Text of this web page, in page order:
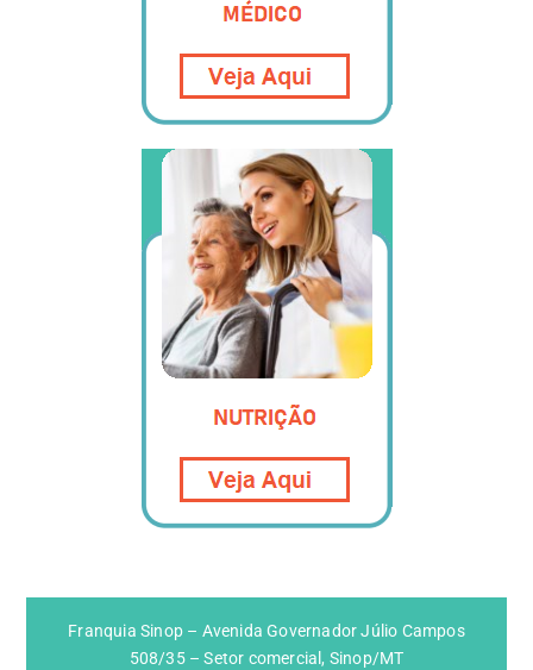
Franquia Sinop – Avenida Governador Júlio Campos
508/35 – Setor comercial, Sinop/MT